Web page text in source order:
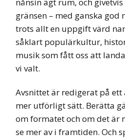
gränsen – med ganska
trots allt en uppgift värd
såklart populärkultur,
musik som fått oss att
vi valt.
Avsnittet är redigerat på
mer utförligt sätt. Berätta
om formatet och om det är
se mer av i framtiden. Och